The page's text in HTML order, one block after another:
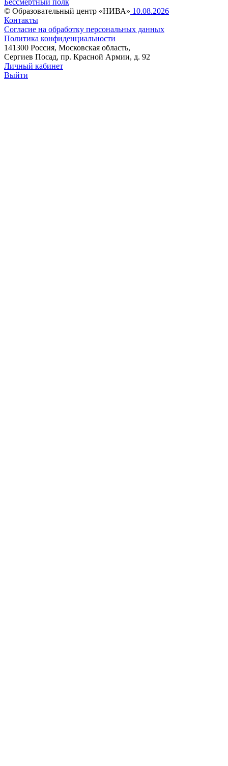
Бессмертный полк
© Образовательный центр «НИВА» 10.08.2026
Контакты
Согласие на обработку персональных данных
Политика конфиденциальности
141300 Россия, Московская область,
Сергиев Посад, пр. Красной Армии, д. 92
Личный кабинет
Выйти